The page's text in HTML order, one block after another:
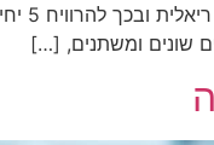
שונים ומשתנים, […]